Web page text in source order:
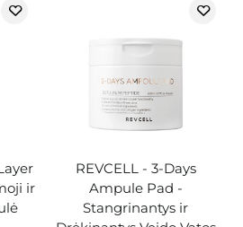
ir
REVCELL - 3-Days
Ampule Pad -
Stangrinantys ir